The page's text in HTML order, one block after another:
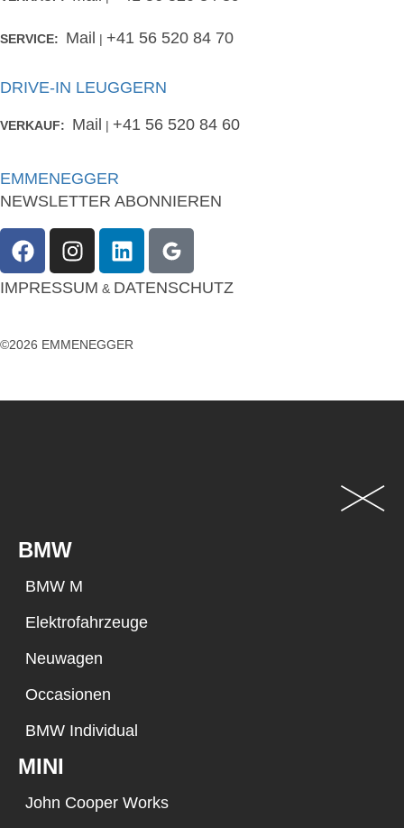
SERVICE: Mail | +41 56 520 84 70
DRIVE-IN LEUGGERN
VERKAUF: Mail | +41 56 520 84 60
EMMENEGGER
NEWSLETTER ABONNIEREN
IMPRESSUM & DATENSCHUTZ
©2026 EMMENEGGER
BMW
BMW M
Elektrofahrzeuge
Neuwagen
Occasionen
BMW Individual
MINI
John Cooper Works